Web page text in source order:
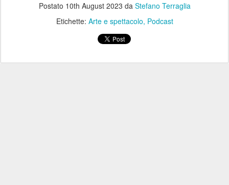
Postato 10th August 2023 da Stefano Terraglia
Etichette: Arte e spettacolo Podcast